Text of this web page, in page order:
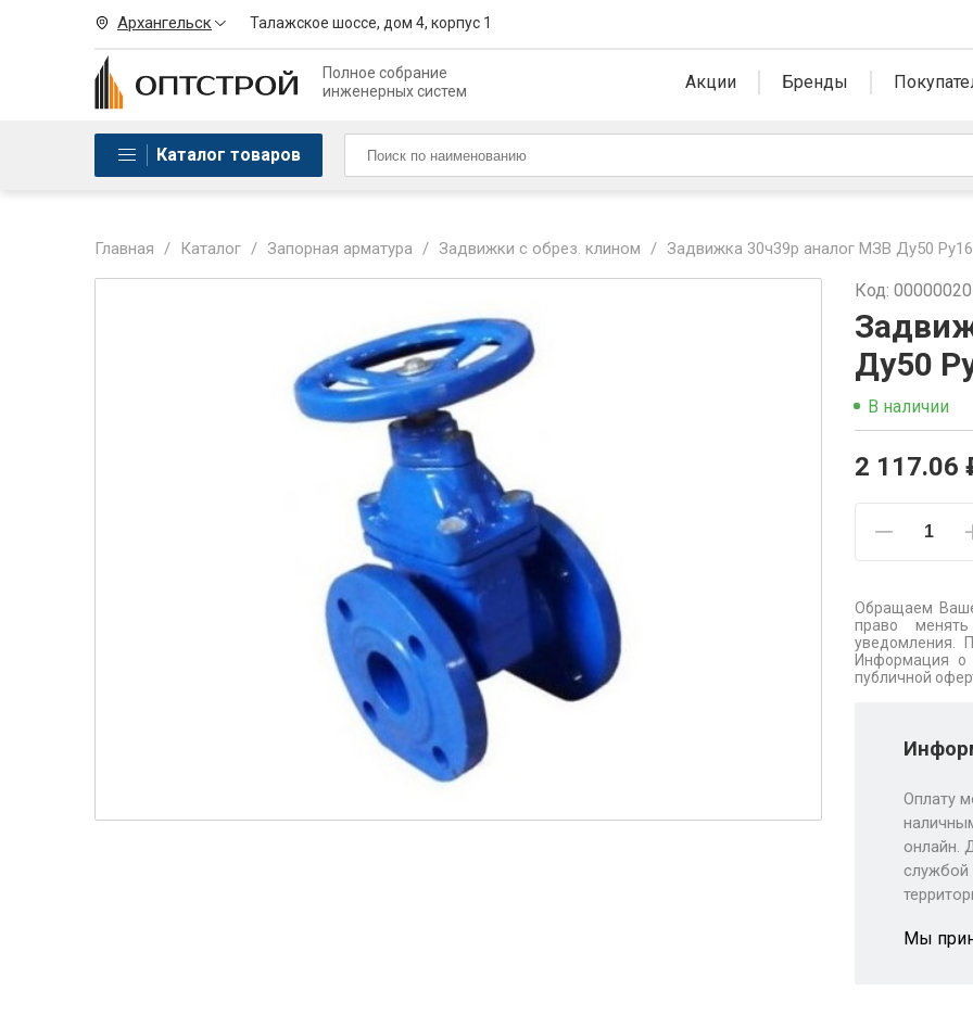
Архангельск Талажское шоссе, дом 4, корпус 1
Полное собрание
инженерных систем
Акции Бренды
Каталог товаров
Главная / Каталог / Запорная арматура / Задвижки с обрез. клином / Задвижка 30ч39р аналог МЗВ Ду50 Ру16
Код:
Ду50
В наличии
2 117.06
Обращаем
право менять
уведомления.
Информация о
публичной
Оплату
онлайн.
службой
Мы